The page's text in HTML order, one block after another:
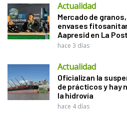
Actualidad
Mercado de
envases
Aapresid en La
hace 3 días
Actualidad
Oficializan la
de prácticos y hay
la hidrovía
hace 4 días